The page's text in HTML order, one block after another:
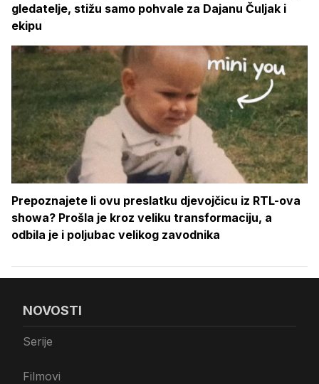
gledatelje, stižu samo pohvale za Dajanu Čuljak i
ekipu
Prepoznajete li ovu preslatku djevojčicu iz RTL-ova
showa? Prošla je kroz veliku transformaciju, a
odbila je i poljubac velikog zavodnika
NOVOSTI
Serije
Filmovi